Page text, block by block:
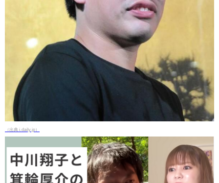
（出典 i.daily.jp）